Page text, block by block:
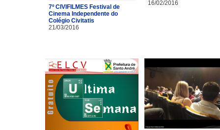
7º CIVIFILMES Festival de
Cinema Independente do
Colégio Civitatis
21/03/2016
16/02/2016